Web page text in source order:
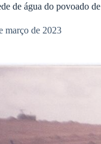
de água do povoado
março de 2023